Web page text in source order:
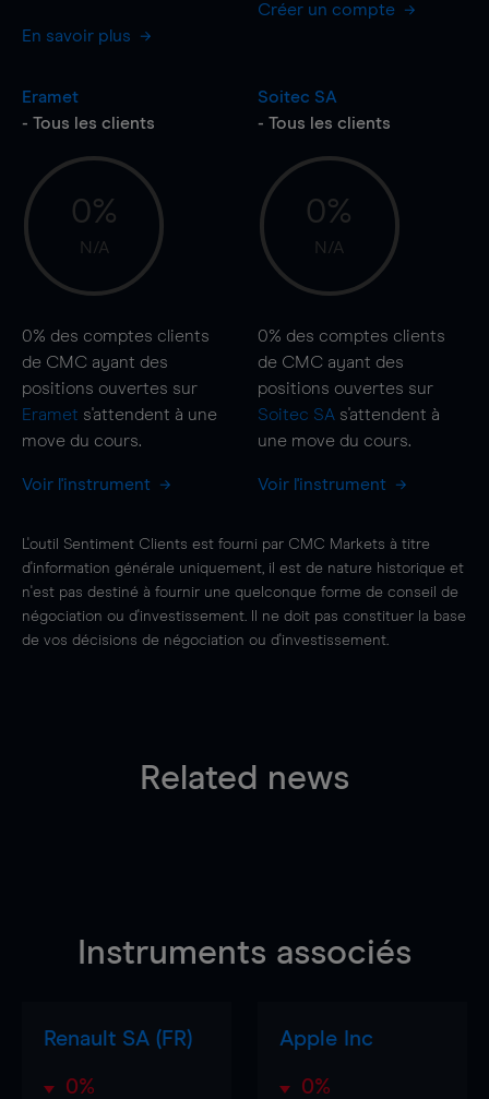
En savoir plus
Créer un compte
Eramet
- Tous les clients
0%
N/A
0% des comptes clients
de CMC ayant des
positions ouvertes sur
Eramet s'attendent à une
move du cours.
Voir l'instrument
Soitec SA
- Tous les clients
0%
N/A
0% des comptes clients
de CMC ayant des
positions ouvertes sur
Soitec SA s'attendent à
une move du cours.
Voir l'instrument
L'outil Sentiment Clients est fourni par CMC Markets à titre
d'information générale uniquement, il est de nature historique et
n'est pas destiné à fournir une quelconque forme de conseil de
négociation ou d'investissement. Il ne doit pas constituer la base
de vos décisions de négociation ou d'investissement.
Related news
Instruments associés
Renault SA (FR)
0%
Apple Inc
0%